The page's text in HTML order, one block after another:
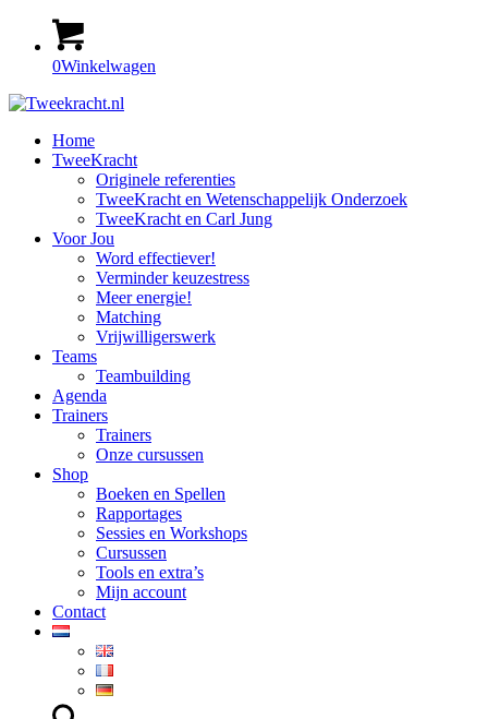
0Winkelwagen
Home
TweeKracht
Originele referenties
TweeKracht en Wetenschappelijk Onderzoek
TweeKracht en Carl Jung
Voor Jou
Word effectiever!
Verminder keuzestress
Meer energie!
Matching
Vrijwilligerswerk
Teams
Teambuilding
Agenda
Trainers
Trainers
Onze cursussen
Shop
Boeken en Spellen
Rapportages
Sessies en Workshops
Cursussen
Tools en extra’s
Mijn account
Contact